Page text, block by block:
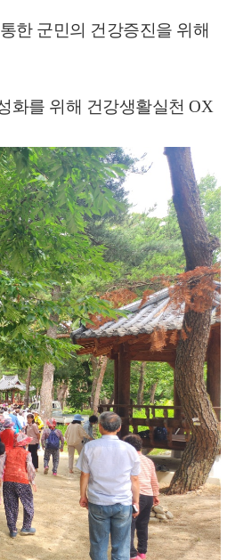
한 군민의 건강증진을 위해
화를 위해 건강생활실천 OX